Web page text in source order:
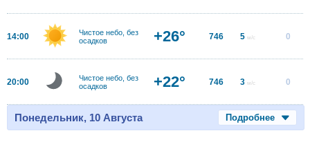
14:00
Чистое небо, без
осадков
+26° 746 5 м/с 0
20:00
Чистое небо, без
осадков
+22° 746 3 м/с 0
Понедельник, 10 Августа Подробнее